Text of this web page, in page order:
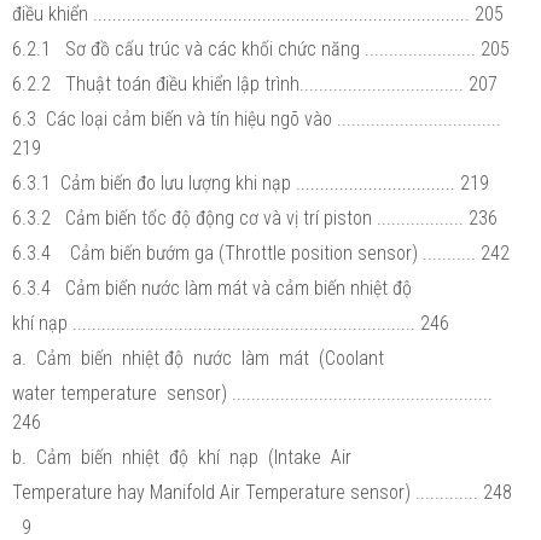
điều khiển .............................................................................. 205
6.2.1 Sơ đồ cấu trúc và các khối chức năng ....................... 205
6.2.2 Thuật toán điều khiển lập trình.................................. 207
6.3 Các loại cảm biến và tín hiệu ngõ vào ..................................
219
6.3.1 Cảm biến đo lưu lượng khi nạp ................................. 219
6.3.2 Cảm biến tốc độ động cơ và vị trí piston .................. 236
6.3.4 Cảm biến bướm ga (Throttle position sensor) ........... 242
6.3.4 Cảm biến nước làm mát và cảm biến nhiệt độ
khí nạp ....................................................................... 246
a. Cảm biến nhiệt độ nước làm mát (Coolant
water temperature sensor) ......................................................
246
b. Cảm biến nhiệt độ khí nạp (Intake Air
Temperature hay Manifold Air Temperature sensor) ............. 248
9